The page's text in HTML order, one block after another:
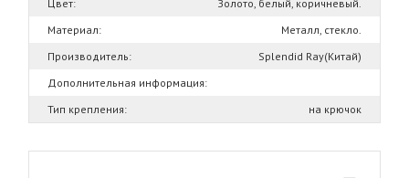
Цвет:
Золото, белый, коричневый.
Материал:
Металл, стекло.
Производитель:
Splendid Ray(Китай)
Дополнительная информация:
Тип крепления:
на крючок